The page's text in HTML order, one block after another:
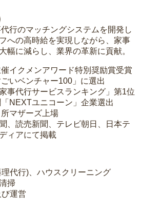
行のマッチングシステムを開発し
への高時給を実現しながら、家事
幅に減らし、業界の革新に貢献。
イクメンアワード特別奨励賞受賞
いベンチャー100」に選出
代行サービスランキング」第1位
NEXTユニコーン」企業選出
マザーズ上場
、読売新聞、テレビ朝日、日本テ
ィアにて掲載
代行)、ハウスクリーニング
掃
運営